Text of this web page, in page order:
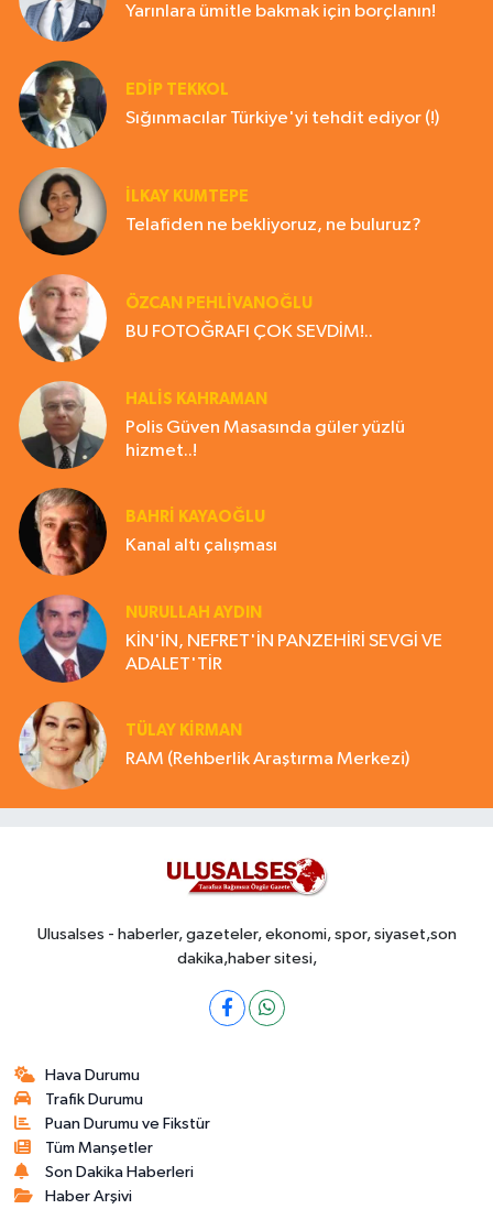
Yarınlara ümitle bakmak için borçlanın!
EDIP TEKKOL
Sığınmacılar Türkiye'yi tehdit ediyor (!)
İLKAY KUMTEPE
Telafiden ne bekliyoruz, ne buluruz?
ÖZCAN PEHLİVANOĞLU
BU FOTOĞRAFI ÇOK SEVDİM!..
HALIS KAHRAMAN
Polis Güven Masasında güler yüzlü
hizmet..!
BAHRI KAYAOĞLU
Kanal altı çalışması
NURULLAH AYDIN
KİN'İN, NEFRET'İN PANZEHİRİ SEVGİ VE
ADALET'TİR
TÜLAY KİRMAN
RAM (Rehberlik Araştırma Merkezi)
Ulusalses - haberler, gazeteler, ekonomi, spor, siyaset,son
dakika,haber sitesi,
Hava Durumu
Trafik Durumu
Puan Durumu ve Fikstür
Tüm Manşetler
Son Dakika Haberleri
Haber Arşivi